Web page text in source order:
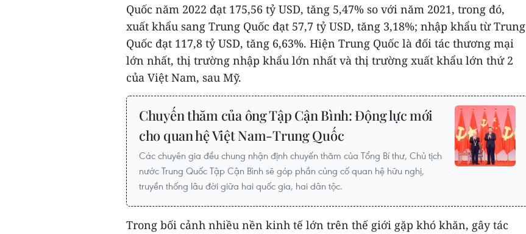
Quốc năm 2022 đạt 175,56 tỷ USD, tăng 5,47% so với năm 2021, trong đó,
xuất khẩu sang Trung Quốc đạt 57,7 tỷ USD, tăng 3,18%; nhập khẩu từ Trung
Quốc đạt 117,8 tỷ USD, tăng 6,63%. Hiện Trung Quốc là đối tác thương mại
lớn nhất, thị trường nhập khẩu lớn nhất và thị trường xuất khẩu lớn thứ 2
của Việt Nam, sau Mỹ.
Chuyến thăm của ông Tập Cận Bình: Động lực mới
cho quan hệ Việt Nam-Trung Quốc
Các chuyên gia đều chung nhận định chuyến thăm của Tổng Bí thư, Chủ tịch
nước Trung Quốc Tập Cận Bình sẽ góp phần củng cố quan hệ hữu nghị,
truyền thống lâu đời giữa hai quốc gia, hai dân tộc.
Trong bối cảnh nhiều nền kinh tế lớn trên thế giới gặp khó khăn, gây tác